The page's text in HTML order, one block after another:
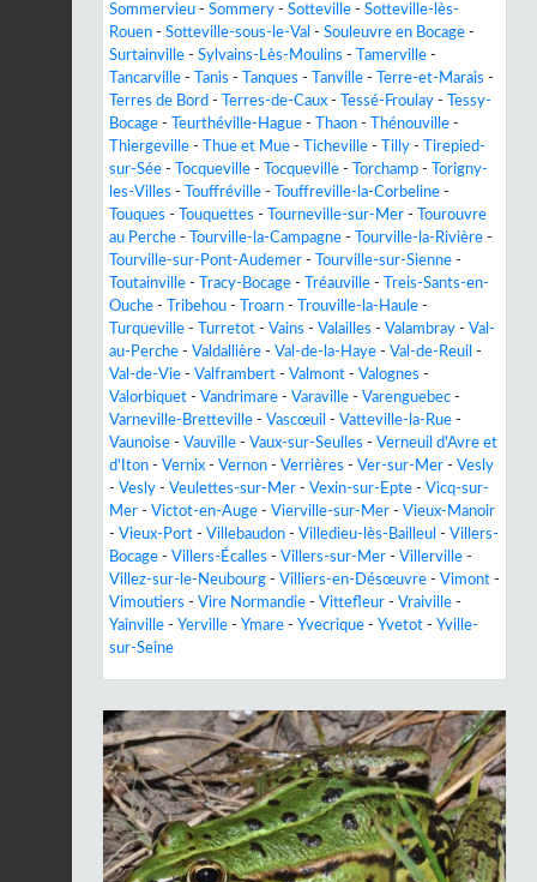
Sommervieu - Sommery - Sotteville - Sotteville-lès-
Rouen - Sotteville-sous-le-Val - Souleuvre en Bocage -
Surtainville - Sylvains-Lès-Moulins - Tamerville -
Tancarville - Tanis - Tanques - Tanville - Terre-et-Marais -
Terres de Bord - Terres-de-Caux - Tessé-Froulay -
Tessy-
Bocage - Teurthéville-Hague - Thaon - Thénouville -
Thiergeville - Thue et Mue - Ticheville - Tilly -
Tirepied-
sur-Sée - Tocqueville - Tocqueville - Torchamp -
Torigny-
les-Villes - Touffréville - Touffreville-la-Corbeline -
Touques - Touquettes - Tourneville-sur-Mer -
Tourouvre
au Perche - Tourville-la-Campagne - Tourville-la-Rivière -
Tourville-sur-Pont-Audemer - Tourville-sur-Sienne -
Toutainville - Tracy-Bocage - Tréauville -
Treis-Sants-en-
Ouche - Tribehou - Troarn - Trouville-la-Haule -
Turqueville - Turretot - Vains - Valailles - Valambray - Val-
au-Perche - Valdallière - Val-de-la-Haye - Val-de-Reuil -
Val-de-Vie - Valframbert - Valmont - Valognes -
Valorbiquet - Vandrimare - Varaville - Varenguebec -
Varneville-Bretteville - Vascœuil - Vatteville-la-Rue -
Vaunoise - Vauville - Vaux-sur-Seulles - Verneuil d'Avre et
d'Iton - Vernix - Vernon - Verrières - Ver-sur-Mer - Vesly
- Vesly - Veulettes-sur-Mer - Vexin-sur-Epte - Vicq-sur-
Mer - Victot-en-Auge - Vierville-sur-Mer - Vieux-Manoir
- Vieux-Port - Villebaudon - Villedieu-lès-Bailleul - Villers-
Bocage - Villers-Écalles - Villers-sur-Mer - Villerville -
Villez-sur-le-Neubourg - Villiers-en-Désœuvre - Vimont -
Vimoutiers - Vire Normandie - Vittefleur - Vraiville -
Yainville - Yerville - Ymare - Yvecrique - Yvetot - Yville-
sur-Seine